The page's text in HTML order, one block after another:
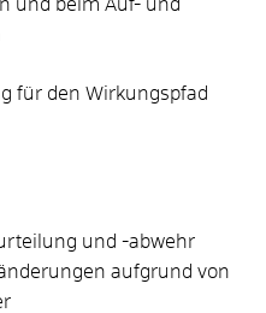
und beim Auf- und
für den Wirkungspfad
und -abwehr
aufgrund von